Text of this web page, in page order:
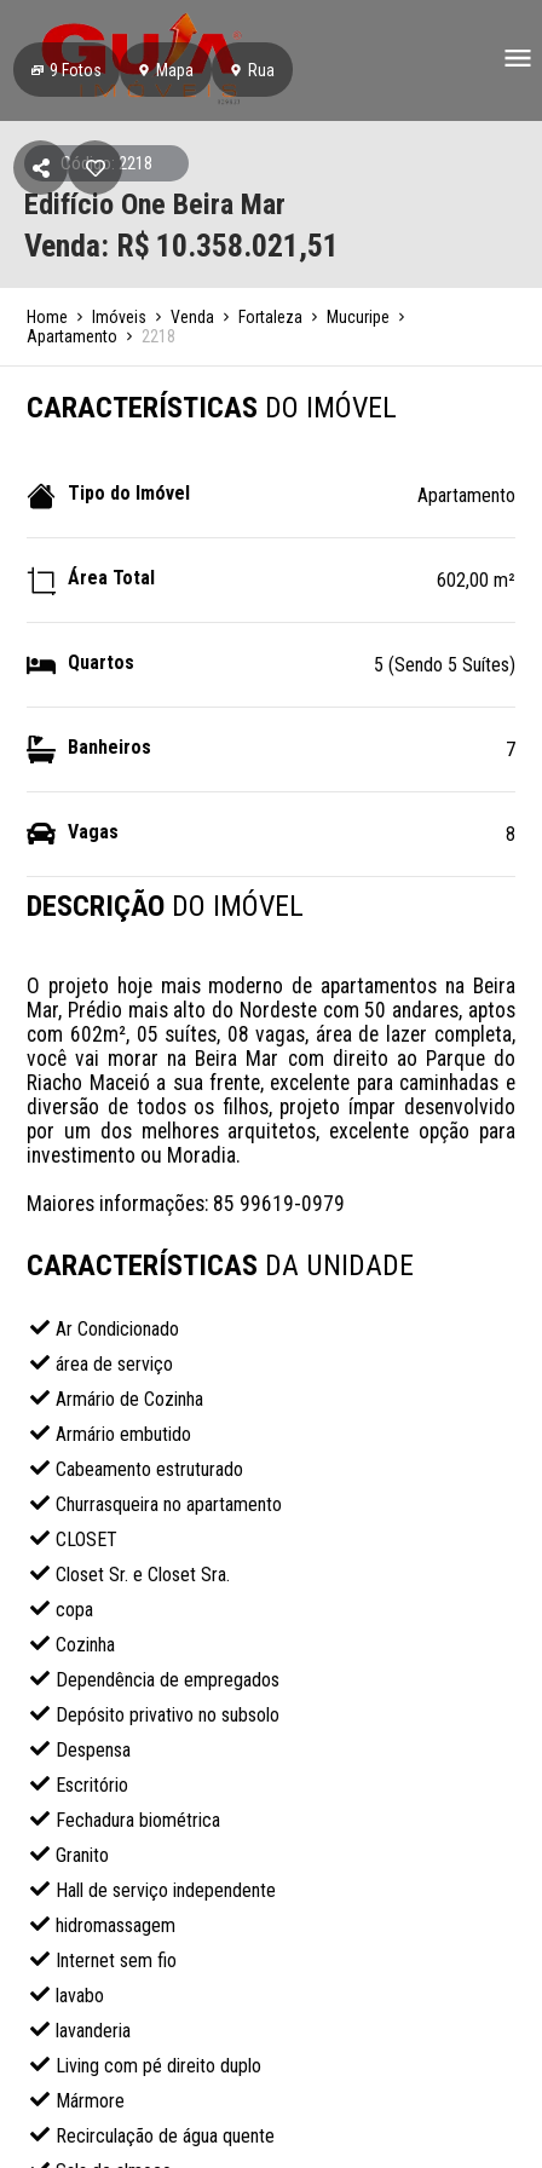
9Fotos Mapa Rua
Código: 2218
Edifício One Beira Mar
Venda: R$ 10.358.021,51
Home Imóveis Venda Fortaleza
Mucuripe
Apartamento
2218
CARACTERÍSTICAS DO IMÓVEL
Tipo do Imóvel Apartamento
Área Total 602,00 m²
Quartos 5 (Sendo 5 Suítes)
Banheiros 7
Vagas 8
DESCRIÇÃO DO IMÓVEL
O projeto hoje mais moderno de apartamentos na Beira
Mar, Prédio mais alto do Nordeste com 50 andares, aptos
com 602m², 05 suítes, 08 vagas, área de lazer completa,
você vai morar na Beira Mar com direito ao Parque do
Riacho Maceió a sua frente, excelente para caminhadas e
diversão de todos os filhos, projeto ímpar desenvolvido
por um dos melhores arquitetos, excelente opção para
investimento ou Moradia.
Maiores informações: 85 99619-0979
CARACTERÍSTICAS DA UNIDADE
Ar Condicionado
área de serviço
Armário de Cozinha
Armário embutido
Cabeamento estruturado
Churrasqueira no apartamento
CLOSET
Closet Sr. e Closet Sra.
copa
Cozinha
Dependência de empregados
Depósito privativo no subsolo
Despensa
Escritório
Fechadura biométrica
Granito
Hall de serviço independente
hidromassagem
Internet sem fio
lavabo
lavanderia
Living com pé direito duplo
Mármore
Recirculação de água quente